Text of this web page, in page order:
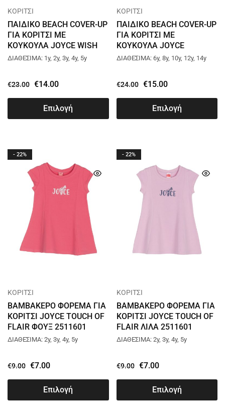
ΚΟΡΙΤΣΙ
ΠΑΙΔΙΚΟ BEACH COVER-UP
ΓΙΑ ΚΟΡΙΤΣΙ ΜΕ
ΚΟΥΚΟΥΛΑ JOYCE WISH
ΡΟΖ 2643811
ΔΙΑΘΕΣΙΜΑ: 1y, 2y, 3y, 4y, 5y
€23.00 €14.00
Επιλογή
ΚΟΡΙΤΣΙ
ΠΑΙΔΙΚΟ BEACH COVER-UP
ΓΙΑ ΚΟΡΙΤΣΙ ΜΕ
ΚΟΥΚΟΥΛΑ JOYCE
WATERMELON ΑΣΠΡΟ
ΔΙΑΘΕΣΙΜΑ: 6y, 8y, 10y, 12y, 14y
€24.00 €15.00
Επιλογή
- 22%
ΚΟΡΙΤΣΙ
ΒΑΜΒΑΚΕΡΟ ΦΟΡΕΜΑ ΓΙΑ
ΚΟΡΙΤΣΙ JOYCE TOUCH OF
FLAIR ΦΟΥΞ 2511601
ΔΙΑΘΕΣΙΜΑ: 2y, 3y, 4y, 5y
€9.00 €7.00
Επιλογή
- 22%
ΚΟΡΙΤΣΙ
ΒΑΜΒΑΚΕΡΟ ΦΟΡΕΜΑ ΓΙΑ
ΚΟΡΙΤΣΙ JOYCE TOUCH OF
FLAIR ΛΙΛΑ 2511601
ΔΙΑΘΕΣΙΜΑ: 2y, 3y, 4y, 5y
€9.00 €7.00
Επιλογή